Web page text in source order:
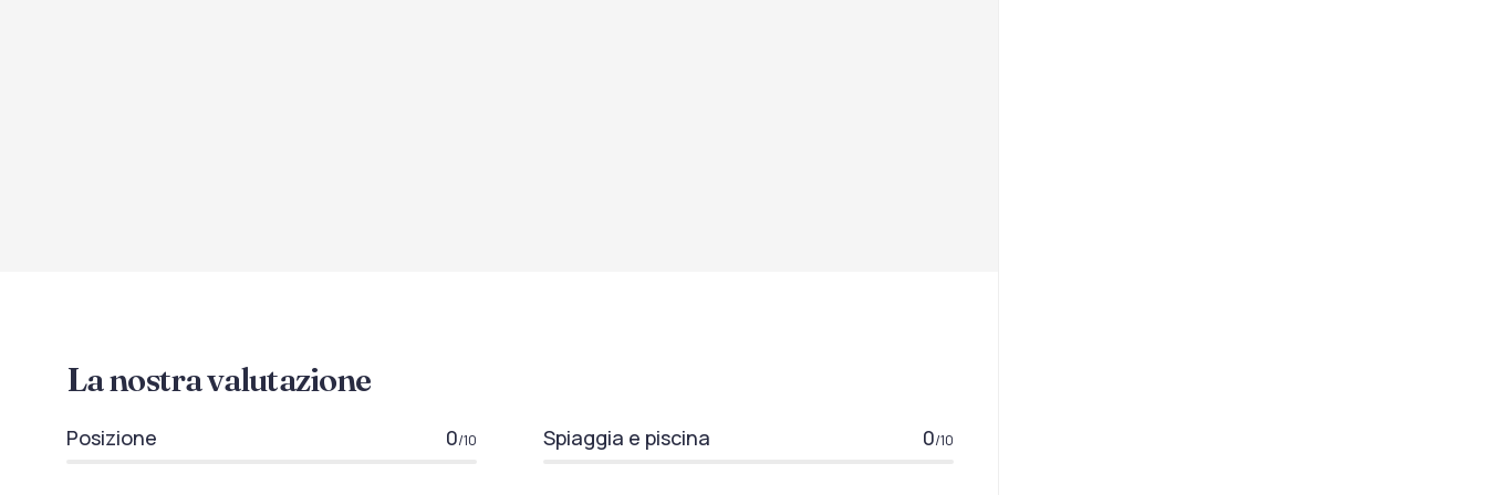
La nostra valutazione
Posizione 0/10 Spiaggia e piscina 0/10